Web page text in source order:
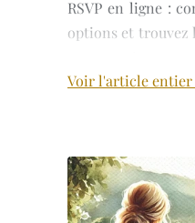
RSVP en ligne :
options et trouvez
privé.
Voir l'article entier